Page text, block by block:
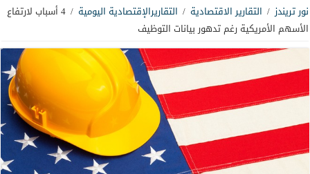
نور تريندز / التقارير الاقتصادية / التقاريرالإقتصادية اليومية /
4 أسباب لارتفاع
الأسهم الأمريكية رغم تدهور بيانات التوظيف